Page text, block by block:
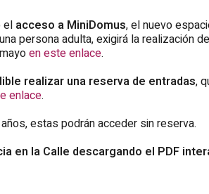
el acceso a MiniDomus, el nuevo
persona adulta, exigirá la realización
en este enlace.
realizar una reserva de entradas,
enlace.
estas podrán acceder sin reserva.
en la Calle descargando el PDF